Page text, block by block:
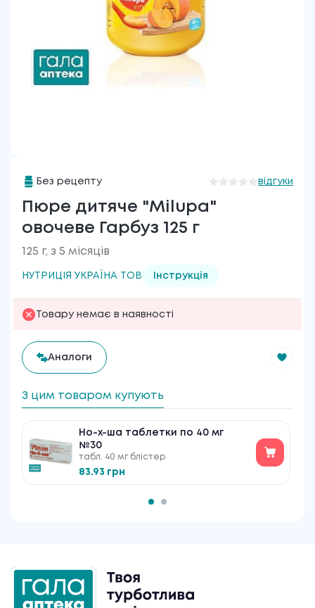
Без рецепту відгуки
Пюре дитяче "Milupa"
овочеве Гарбуз 125 г
125 г, з 5 місяців
НУТРИЦІЯ УКРАЇНА ТОВ Інструкція
Товару немає в наявності
Аналоги
З цим товаром купують
Но-х-ша таблетки по 40 мг
№30
табл. 40 мг блістер
83.93 грн